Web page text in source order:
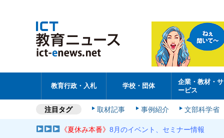
教育行政・入札 学校・団体
企業・教材・サ
ービス
注目タグ 取材記事 事例紹介 文部科学省
《夏休み本番》8月のイベント、セミナー情報